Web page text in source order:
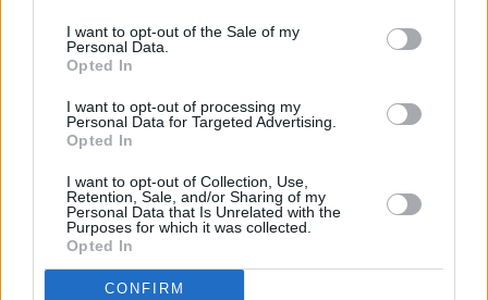
I want to opt-out of the Sale of my
Personal Data.
Opted In
I want to opt-out of processing my
Personal Data for Targeted Advertising.
Opted In
I want to opt-out of Collection, Use,
Retention, Sale, and/or Sharing of my
Personal Data that Is Unrelated with the
Purposes for which it was collected.
Opted In
CONFIRM
Czytaj więcej